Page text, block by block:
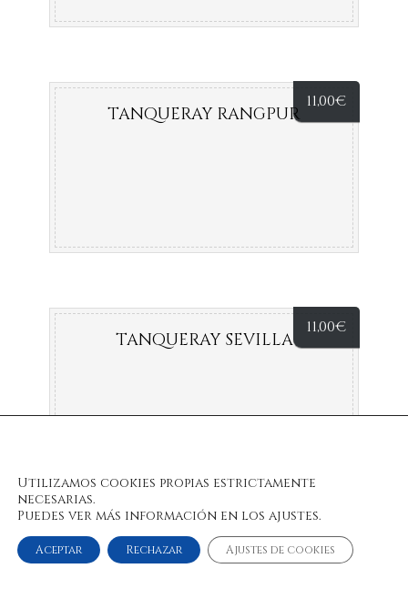
11,00€
TANQUERAY RANGPUR
11,00€
TANQUERAY SEVILLA
Utilizamos cookies propias estrictamente
necesarias.
Puedes ver más información en los ajustes.
Aceptar Rechazar Ajustes de cookies